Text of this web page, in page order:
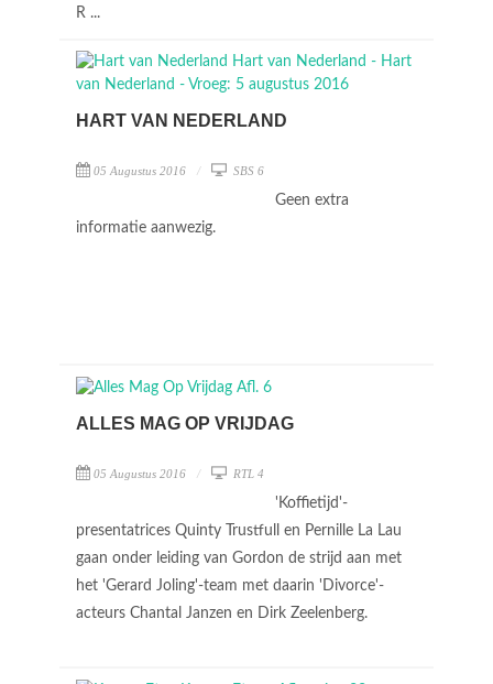
R ...
HART VAN NEDERLAND
05 Augustus 2016 SBS 6
Geen extra
informatie aanwezig.
ALLES MAG OP VRIJDAG
05 Augustus 2016 RTL 4
'Koffietijd'-
presentatrices Quinty Trustfull en Pernille La Lau
gaan onder leiding van Gordon de strijd aan met
het 'Gerard Joling'-team met daarin 'Divorce'-
acteurs Chantal Janzen en Dirk Zeelenberg.